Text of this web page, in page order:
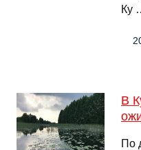
Ку
В
По